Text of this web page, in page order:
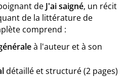
de J'ai saigné, un récit
de la littérature de
comprend :
à l'auteur et à son
détaillé et structuré (2 pages)